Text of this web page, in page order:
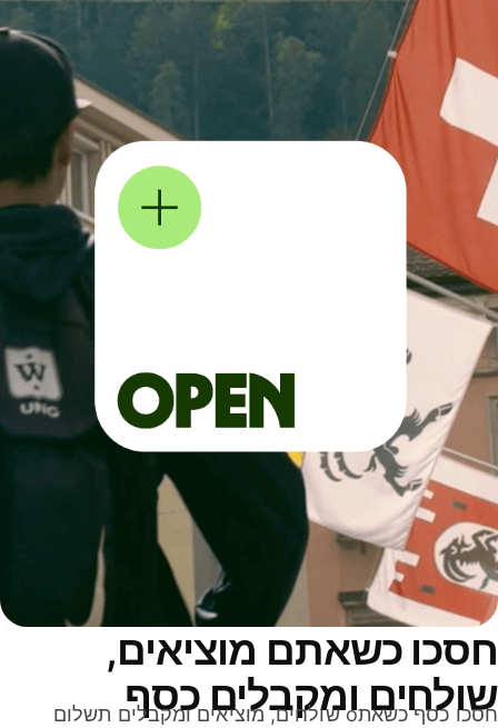
כשאתם מוציאים,
ומקבלים כסף
חסכו כסף כשאתo שולחים, מוציאים ומקבלים תשלום